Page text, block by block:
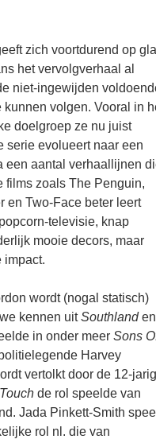
zich voortdurend op
het vervolgverhaal al
niet-ingewijden
volgen. Vooral in
doelgroep ze nu juist
serie evolueert naar een
een aantal verhaallijnen
films zoals The Penguin,
en Two-Face beter leert
televisie, knap
mooie decors, maar
impact.
wordt (nogal statisch)
kennen uitSouthlanden
in onder meer Sons
Harvey
vertolkt door de 12-
Touch de rol speelde van
Jada Pinkett-Smith
rol nl. die van